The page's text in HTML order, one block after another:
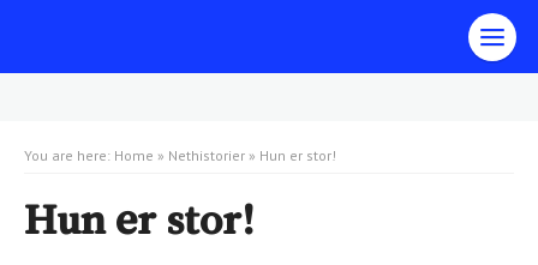
You are here: Home » Nethistorier » Hun er stor!
Hun er stor!